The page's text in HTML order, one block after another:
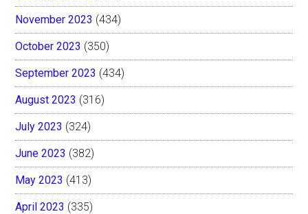
November 2023 (434)
October 2023 (350)
September 2023 (434)
August 2023 (316)
July 2023 (324)
June 2023 (382)
May 2023 (413)
April 2023 (335)